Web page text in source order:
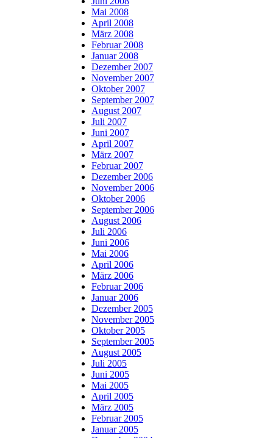
Mai 2008
April 2008
März 2008
Februar 2008
Januar 2008
Dezember 2007
November 2007
Oktober 2007
September 2007
August 2007
Juli 2007
Juni 2007
April 2007
März 2007
Februar 2007
Dezember 2006
November 2006
Oktober 2006
September 2006
August 2006
Juli 2006
Juni 2006
Mai 2006
April 2006
März 2006
Februar 2006
Januar 2006
Dezember 2005
November 2005
Oktober 2005
September 2005
August 2005
Juli 2005
Juni 2005
Mai 2005
April 2005
März 2005
Februar 2005
Januar 2005